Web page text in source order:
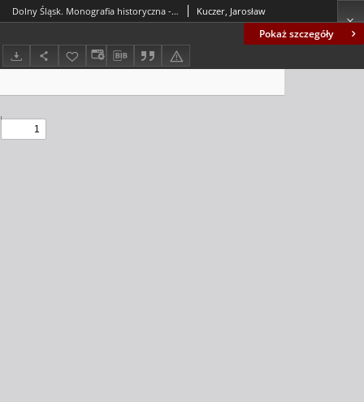
Pokaż szczegóły
Dolny Śląsk. Monografia historyczna - recenzja Kuczer, Jarosław